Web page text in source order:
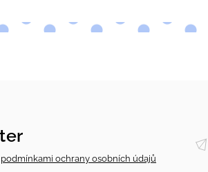
podmínkami ochrany osobních údajů